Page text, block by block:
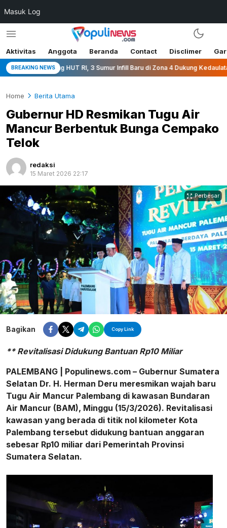
Masuk Log
Aktivitas Anggota Beranda Contact Disclimer
BREAKING NEWS
HUT RI, 3 Sumur Infill Baru di Zona 4 Dukung Kedaulatan Energi
Home Berita Utama
Gubernur HD Resmikan Tugu Air
Mancur Berbentuk Bunga Cempako
Telok
redaksi
15 Maret 2026 22:17
Perbesar
Bagikan Copy Link
** Revitalisasi Didukung Bantuan Rp10 Miliar
PALEMBANG | Populinews.com – Gubernur Sumatera
Selatan Dr. H. Herman Deru meresmikan wajah baru
Tugu Air Mancur Palembang di kawasan Bundaran
Air Mancur (BAM), Minggu (15/3/2026). Revitalisasi
kawasan yang berada di titik nol kilometer Kota
Palembang tersebut didukung bantuan anggaran
sebesar Rp10 miliar dari Pemerintah Provinsi
Sumatera Selatan.